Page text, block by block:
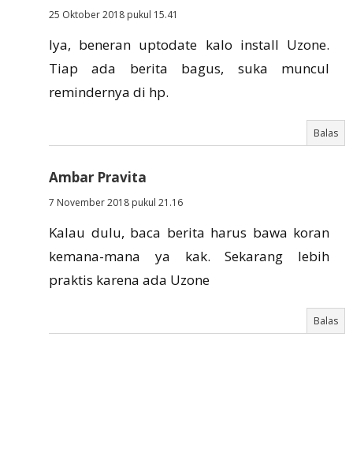
25 Oktober 2018 pukul 15.41
Iya, beneran uptodate kalo install Uzone.
Tiap ada berita bagus, suka muncul
remindernya di hp.
Balas
Ambar Pravita
7 November 2018 pukul 21.16
Kalau dulu, baca berita harus bawa koran
kemana-mana ya kak. Sekarang lebih
praktis karena ada Uzone
Balas